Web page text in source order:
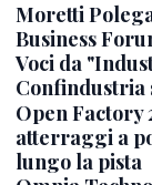
Moretti
Business
Voci da
Open Factory
atterraggi a
lungo la pista